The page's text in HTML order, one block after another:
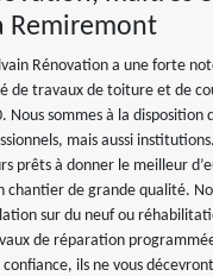
Remiremont
Rénovation a une forte
de travaux de toiture et de
Nous sommes à la disposition
mais aussi
prêts à donner le meilleur
chantier de grande qualité.
sur du neuf ou
de réparation
ils ne vous